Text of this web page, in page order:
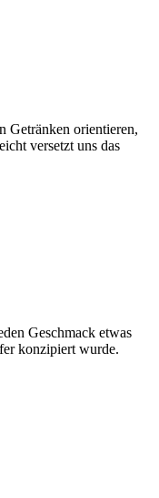
Getränken orientieren,
versetzt uns das
Geschmack etwas
konzipiert wurde.